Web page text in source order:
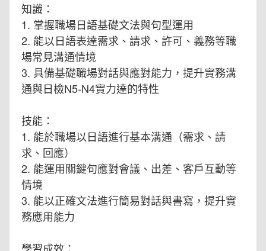
知識：
1. 掌握職場日語基礎文法與句型運用
2. 能以日語表達需求、請求、許可、義務等職
場常見溝通情境
3. 具備基礎職場對話與應對能力，提升實務溝
通與日檢N5-N4實力達的特性
技能：
1. 能於職場以日語進行基本溝通（需求、請
求、回應）
2. 能運用關鍵句應對會議、出差、客戶互動等
情境
3. 能以正確文法進行簡易對話與書寫，提升實
務應用能力